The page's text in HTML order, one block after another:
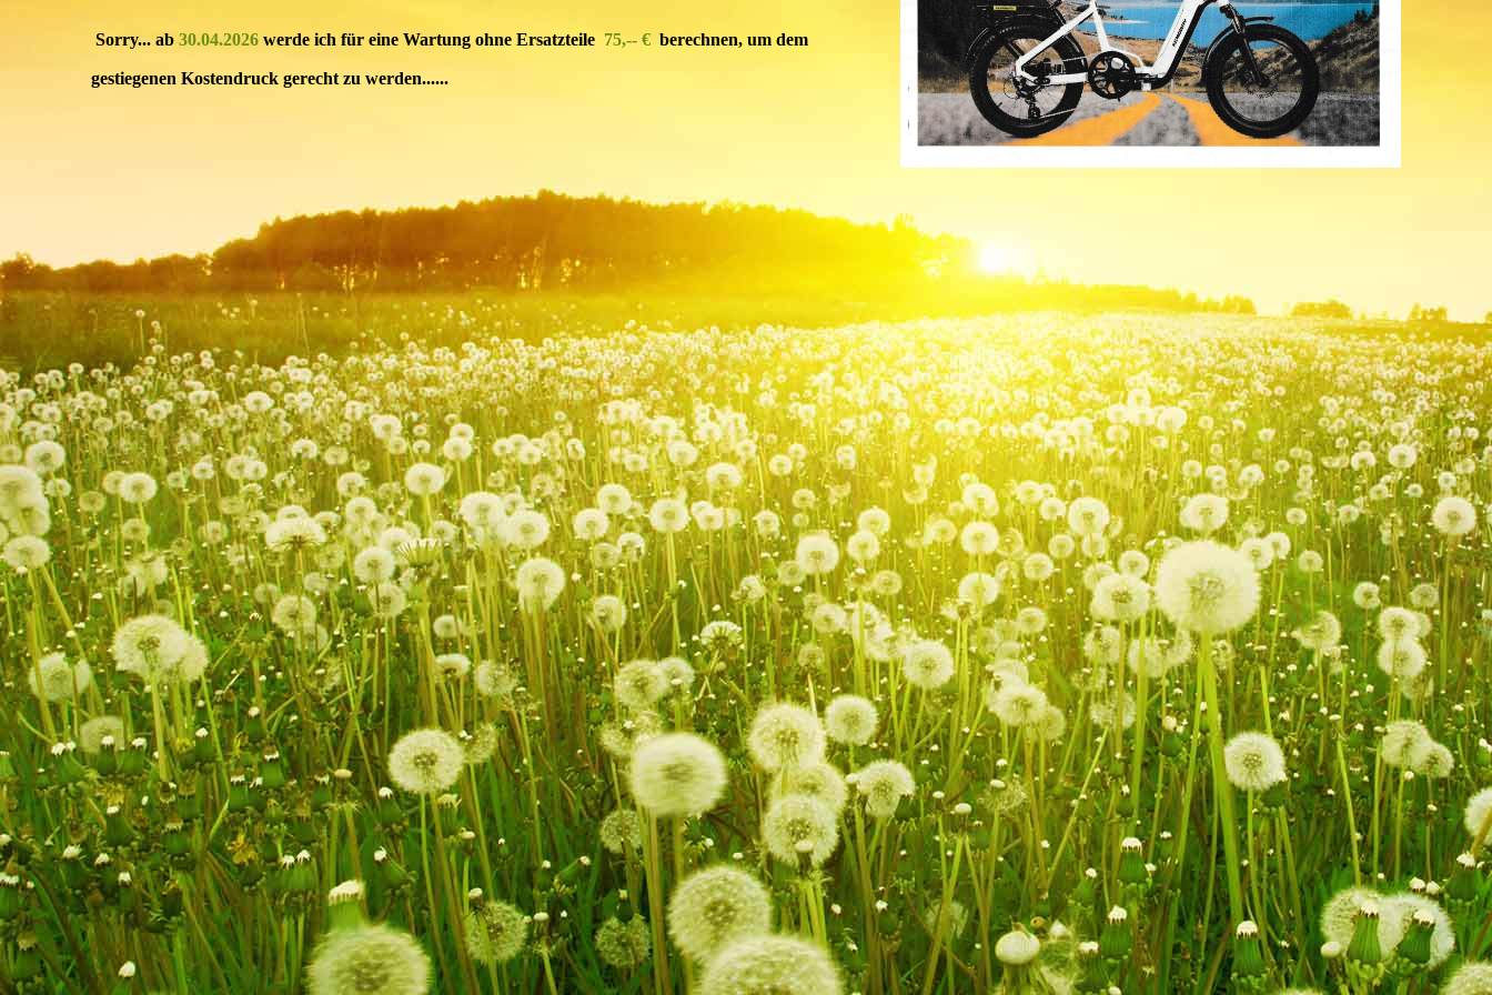
Sorry... ab 30.04.2026 werde ich für eine Wartung ohne Ersatzteile 75,-- € berechnen, um dem
gestiegenen Kostendruck gerecht zu werden......